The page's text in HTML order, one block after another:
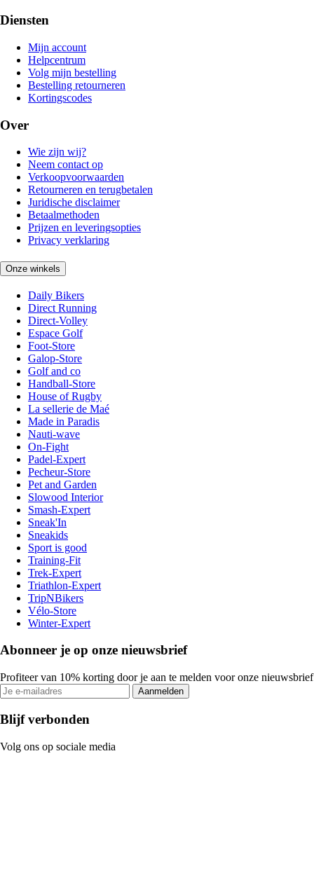
Diensten
Mijn account
Helpcentrum
Volg mijn bestelling
Bestelling retourneren
Kortingscodes
Over
Wie zijn wij?
Neem contact op
Verkoopvoorwaarden
Retourneren en terugbetalen
Juridische disclaimer
Betaalmethoden
Prijzen en leveringsopties
Privacy verklaring
Onze winkels
Daily Bikers
Direct Running
Direct-Volley
Espace Golf
Foot-Store
Galop-Store
Golf and co
Handball-Store
House of Rugby
La sellerie de Maé
Made in Paradis
Nauti-wave
On-Fight
Padel-Expert
Pecheur-Store
Pet and Garden
Slowood Interior
Smash-Expert
Sneak'In
Sneakids
Sport is good
Training-Fit
Trek-Expert
Triathlon-Expert
TripNBikers
Vélo-Store
Winter-Expert
Abonneer je op onze nieuwsbrief
Profiteer van 10% korting door je aan te melden voor onze nieuwsbrief
Aanmelden
Blijf verbonden
Volg ons op sociale media